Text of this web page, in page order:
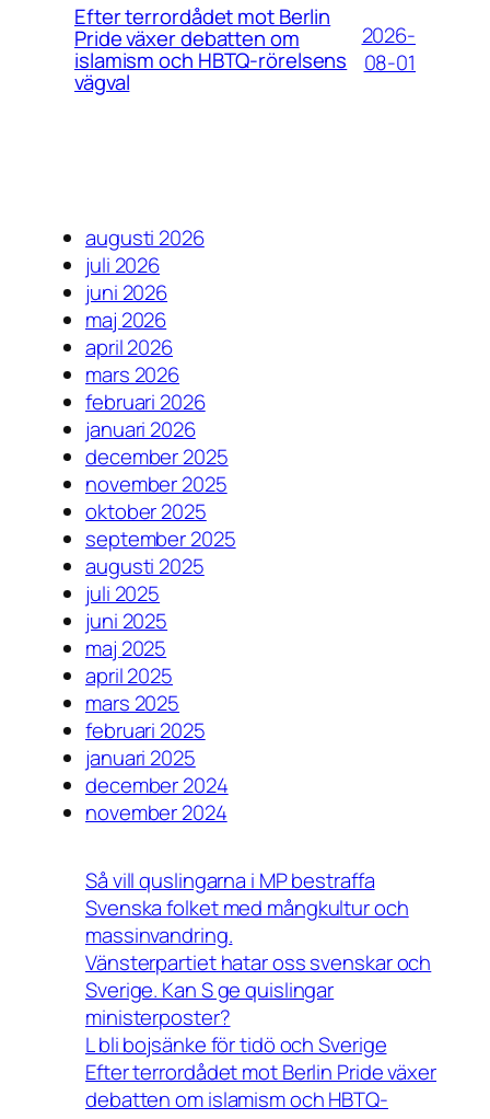
Efter terrordådet mot Berlin
Pride växer debatten om
islamism och HBTQ-rörelsens
vägval
2026-
08-01
augusti 2026
juli 2026
juni 2026
maj 2026
april 2026
mars 2026
februari 2026
januari 2026
december 2025
november 2025
oktober 2025
september 2025
augusti 2025
juli 2025
juni 2025
maj 2025
april 2025
mars 2025
februari 2025
januari 2025
december 2024
november 2024
Så vill quslingarna i MP bestraffa
Svenska folket med mångkultur och
massinvandring.
Vänsterpartiet hatar oss svenskar och
Sverige. Kan S ge quislingar
ministerposter?
L bli bojsänke för tidö och Sverige
Efter terrordådet mot Berlin Pride växer
debatten om islamism och HBTQ-